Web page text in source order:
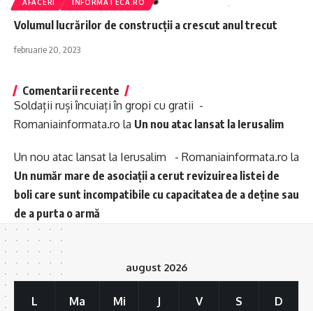
AFACERI INFORMATECA.RO
Volumul lucrărilor de construcţii a crescut anul trecut
februarie 20, 2023
Comentarii recente
Soldații ruși încuiați în gropi cu gratii -
Romaniainformata.ro la Un nou atac lansat la Ierusalim
Un nou atac lansat la Ierusalim - Romaniainformata.ro la
Un număr mare de asociații a cerut revizuirea listei de
boli care sunt incompatibile cu capacitatea de a deține sau
de a purta o armă
august 2026
L Ma Mi J V S D